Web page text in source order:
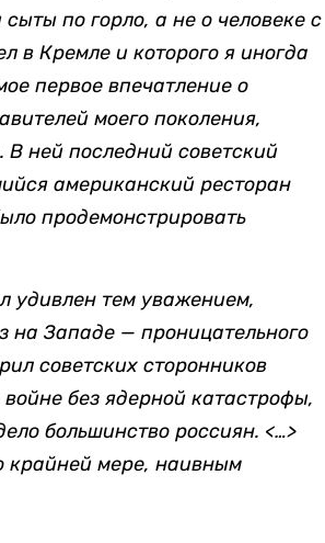
по горло, а не о человеке с
в Кремле и которого я иногда
первое впечатление о
моего поколения,
В ней последний советский
американский ресторан
продемонстрировать
удивлен тем уважением,
на Западе — проницательного
советских сторонников
без ядерной катастрофы,
большинство россиян. <…>
крайней мере, наивным